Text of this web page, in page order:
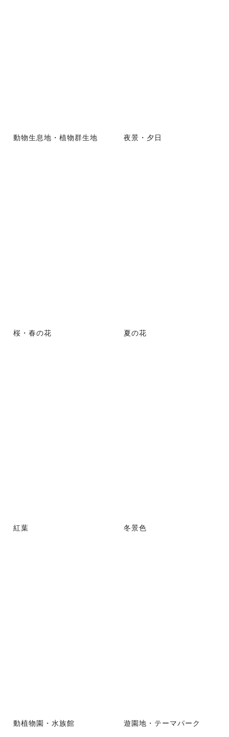
動物生息地・植物群生地 夜景・夕日
桜・春の花 夏の花
紅葉 冬景色
動植物園・水族館 遊園地・テーマパーク